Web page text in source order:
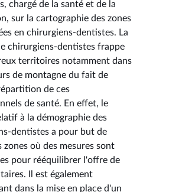
chargé de la santé et de la
sur la cartographie des zones
en chirurgiens-dentistes. La
chirurgiens-dentistes frappe
territoires notamment dans
de montagne du fait de
de ces
de santé. En effet, le
à la démographie des
dentistes a pour but de
zones où des mesures sont
pour rééquilibrer l'offre de
Il est également
dans la mise en place d'un